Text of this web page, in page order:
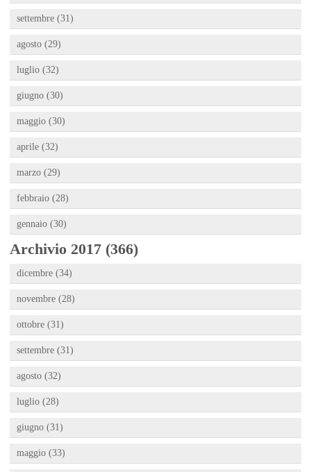
settembre (31)
agosto (29)
luglio (32)
giugno (30)
maggio (30)
aprile (32)
marzo (29)
febbraio (28)
gennaio (30)
Archivio 2017 (366)
dicembre (34)
novembre (28)
ottobre (31)
settembre (31)
agosto (32)
luglio (28)
giugno (31)
maggio (33)